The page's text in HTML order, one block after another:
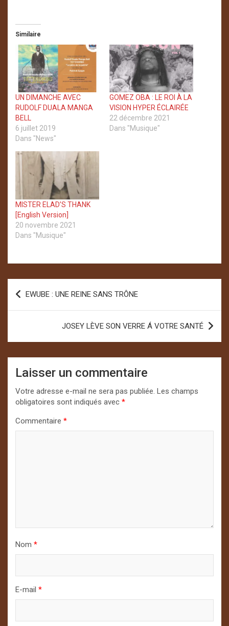
Similaire
UN DIMANCHE AVEC
RUDOLF DUALA MANGA
BELL
6 juillet 2019
Dans "News"
GOMEZ OBA : LE ROI À LA
VISION HYPER ÉCLAIRÉE
22 décembre 2021
Dans "Musique"
MISTER ELAD’S THANK
[English Version]
20 novembre 2021
Dans "Musique"
Navigation
de
EWUBE : UNE REINE SANS TRÔNE
JOSEY LÈVE SON VERRE Á VOTRE SANTÉ
Laisser un commentaire
Votre adresse e-mail ne sera pas publiée. Les champs
obligatoires sont indiqués avec *
Commentaire *
Nom *
E-mail *